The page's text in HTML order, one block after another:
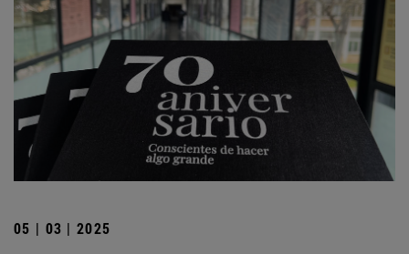
05 | 03 | 2025